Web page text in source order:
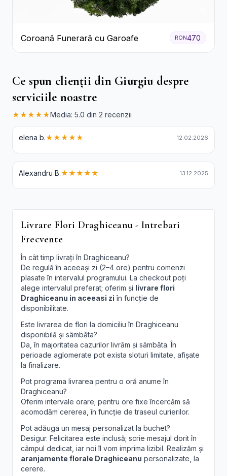
Coroană Funerară cu Garoafe RON 470
Ce spun clienții din Giurgiu despre
serviciile noastre
★★★★★Media: 5.0 din 2 recenzii
elena b.★★★★★ 12.02.2026
Alexandru B.★★★★★ 13.12.2025
Livrare Flori Draghiceanu - Intrebari
Frecvente
În cât timp livrați în Draghiceanu?
De regulă în aceeași zi (2–4 ore) pentru comenzi
plasate în intervalul programului. La checkout poți
alege intervalul preferat; oferim și livrare flori
Draghiceanu in aceeasi zi în funcție de
disponibilitate.
Este livrarea de flori la domiciliu în Draghiceanu
disponibilă și sâmbăta?
Da, în majoritatea cazurilor livrăm și sâmbăta. În
perioade aglomerate pot exista sloturi limitate, afișate
la finalizare.
Pot programa livrarea pentru o oră anume în
Draghiceanu?
Oferim intervale orare; pentru ore fixe încercăm să
acomodăm cererea, în funcție de traseul curierilor.
Pot adăuga un mesaj personalizat la buchet?
Desigur. Felicitarea este inclusă; scrie mesajul dorit în
câmpul dedicat, iar noi îl vom imprima lizibil. Realizăm și
aranjamente florale Draghiceanu personalizate, la
cerere.